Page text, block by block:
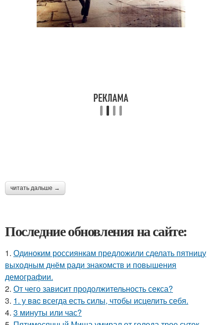
читать дальше →
Последние обновления на сайте:
1. Одиноким россиянкам предложили сделать пятницу
выходным днём ради знакомств и повышения
демографии.
2. От чего зависит продолжительность секса?
3. 1. у вac всегда есть силы, чтобы исцелить себя.
4. 3 минуты или час?